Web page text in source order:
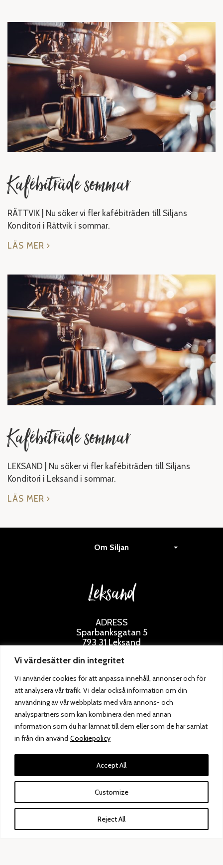
Vi värdesätter din integritet
Vi använder cookies för att anpassa innehåll, annonser och för
att analysera vår trafik. Vi delar också information om din
användning av vår webbplats med våra annons- och
analyspartners som kan kombinera den med annan
information som du har lämnat till dem eller som de har samlat
in från din använd Cookiepolicy
Customize
Reject All
Accept All
Kafébiträde sommar
RÄTTVIK | Nu söker vi fler kafébiträden till Siljans
Konditori i Rättvik i sommar.
LÄS MER
Kafébiträde sommar
LEKSAND | Nu söker vi fler kafébiträden till Siljans
Konditori i Leksand i sommar.
LÄS MER
Om Siljan
Leksand
ADRESS
Sparbanksgatan 5
793 31 Leksand
0247 – 150 70
butik@siljanskonditori.se
ÖPPETTIDER
Följ oss
Rättvik
ADRESS
HSB-gatan 1A
795 30 Rättvik